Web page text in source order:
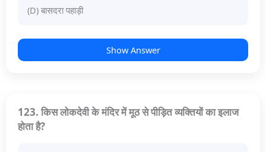
(D) बासदरा पहाड़ी
Show Answer
123. किस लोकदेवी के मंदिर में मूठ से पीड़ित व्यक्तियों का इलाज
होता है?